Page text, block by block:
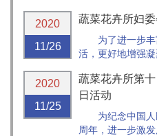
加。
2020
11/26
蔬菜花卉所妇
为了进一步
活，更好地增强凝
奥林匹克森林公
行”秋游健步走活动
2020
11/25
蔬菜花卉所第
日活动
为纪念中国
周年，进一步激